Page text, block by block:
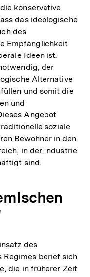
konservative
das ideologische
des
Empfänglichkeit
Ideen ist.
der
Alternative
und somit die
und
Angebot
soziale
Bewohner in den
in der Industrie
sind.
des
Regimes berief sich
die in früherer Zeit